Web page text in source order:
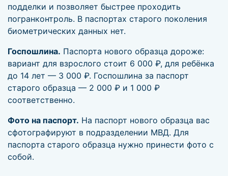
подделки и позволяет быстрее проходить
погранконтроль. В паспортах старого поколения
биометрических данных нет.
Госпошлина. Паспорта нового образца дороже:
вариант для взрослого стоит 6 000 ₽, для ребёнка
до 14 лет — 3 000 ₽. Госпошлина за паспорт
старого образца — 2 000 ₽ и 1 000 ₽
соответственно.
Фото на паспорт. На паспорт нового образца вас
сфотографируют в подразделении МВД. Для
паспорта старого образца нужно принести фото с
собой.